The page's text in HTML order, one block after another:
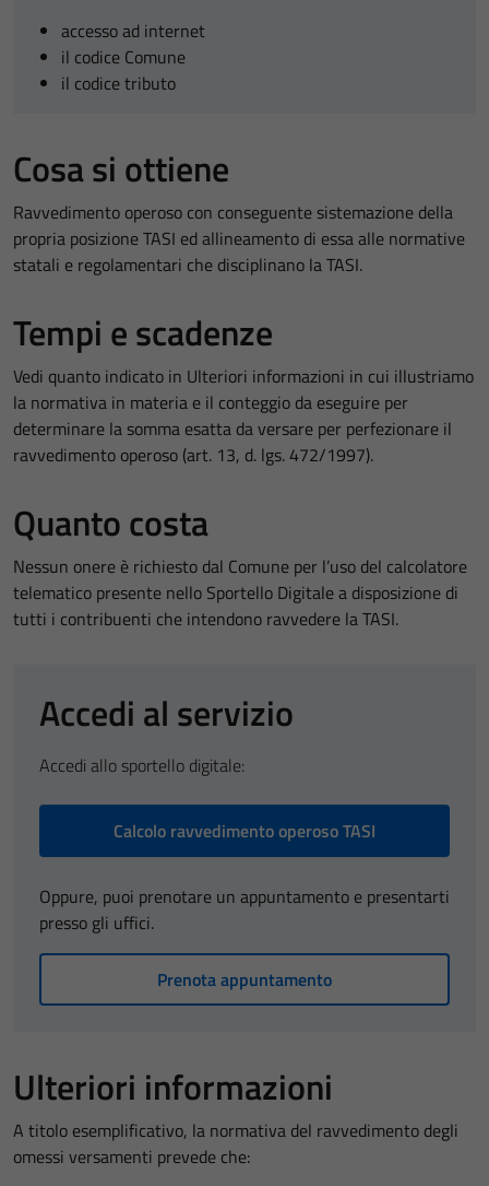
accesso ad internet
il codice Comune
il codice tributo
Cosa si ottiene
Ravvedimento operoso con conseguente sistemazione della
propria posizione TASI ed allineamento di essa alle normative
statali e regolamentari che disciplinano la TASI.
Tempi e scadenze
Vedi quanto indicato in Ulteriori informazioni in cui illustriamo
la normativa in materia e il conteggio da eseguire per
determinare la somma esatta da versare per perfezionare il
ravvedimento operoso (art. 13, d. lgs. 472/1997).
Quanto costa
Nessun onere è richiesto dal Comune per l’uso del calcolatore
telematico presente nello Sportello Digitale a disposizione di
tutti i contribuenti che intendono ravvedere la TASI.
Accedi al servizio
Accedi allo sportello digitale:
Calcolo ravvedimento operoso TASI
Oppure, puoi prenotare un appuntamento e presentarti
presso gli uffici.
Prenota appuntamento
Ulteriori informazioni
A titolo esemplificativo, la normativa del ravvedimento degli
omessi versamenti prevede che: